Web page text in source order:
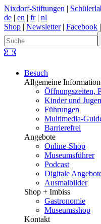
Nixdorf-Stiftungen |
de | en | fr| nl
Shop | Newsletter| Facebook |
Besuch
Allgemeine
Öffnungszeiten,
Kinder und
Führungen
Multimedia-
Barrierefrei
Angebote
Online-Shop
Museumsführer
Podcast
Digitale
Ausmalbilder
Shop + Imbiss
Gastronomie
Museumsshop
Kontakt